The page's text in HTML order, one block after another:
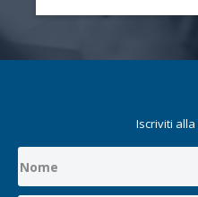
Iscriviti alla